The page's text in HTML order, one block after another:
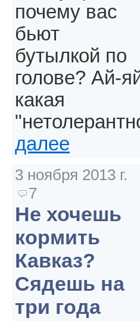
почему вас
бьют
бутылкой по
голове? Ай-
какая
далее
3 ноября 2013 г.
7
Не хочешь
кормить
Кавказ?
Сядешь на
три года